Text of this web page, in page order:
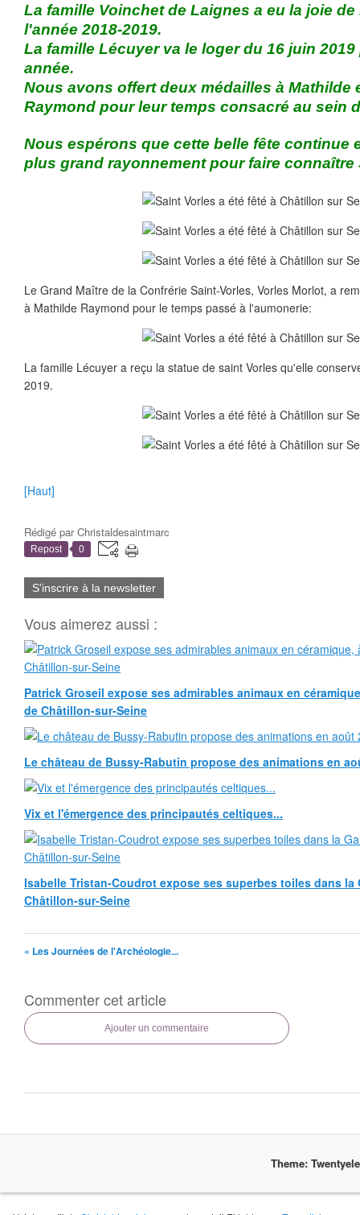
La famille Voinchet de Laignes a eu la joie
l'année 2018-2019.
La famille Lécuyer va le loger du 16 juin
année.
Nous avons offert deux médailles à Mathilde
Raymond pour leur temps consacré au sein
Nous espérons que cette belle fête continue
plus grand rayonnement pour faire connaître
Le Grand Maître de la Confrérie Saint-Vorles, Vorles Morlot, a
à Mathilde Raymond pour le temps passé à l'aumonerie:
La famille Lécuyer a reçu la statue de saint Vorles qu'elle
2019.
[Haut]
Rédigé parChristaldesaintmarc
Repost 0
S'inscrire à la newsletter
Vous aimerez aussi :
Patrick Groseil expose ses admirables animaux en
de Châtillon-sur-Seine
Le château de Bussy-Rabutin propose des animations en
Vix et l'émergence des principautés celtiques...
Isabelle Tristan-Coudrot expose ses superbes toiles dans la
Châtillon-sur-Seine
« Les Journées de l'Archéologie...
Commenter cet article
Ajouter un commentaire
Theme: